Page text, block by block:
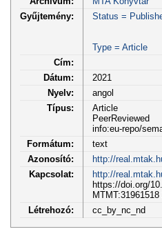
Gyűjtemény:
Status =
Type = Article
Cím:
Dátum:
2021
Nyelv:
angol
Típus:
Article
PeerReviewed
info:eu-repo/
Formátum:
text
Azonosító:
http://
Kapcsolat:
http://
https://doi.org/
Létrehozó:
cc_by_nc_nd